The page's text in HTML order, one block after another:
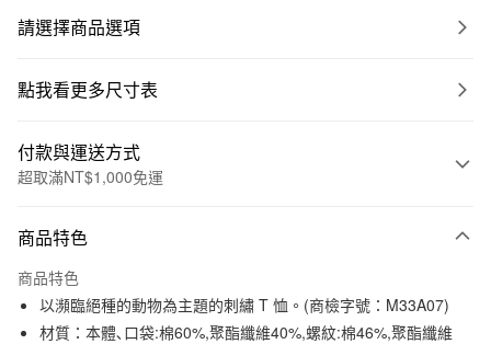
請選擇商品選項
點我看更多尺寸表
付款與運送方式
超取滿NT$1,000免運
信用卡一次付款
信用卡分期付款
3 期 0 利率 每期NT$77 21家銀行
商品特色
商品特色
以瀕臨絕種的動物為主題的刺繡 T 恤。(商檢字號：M33A07)
材質：本體､口袋:棉60%,聚酯纖維40%,螺紋:棉46%,聚酯纖維